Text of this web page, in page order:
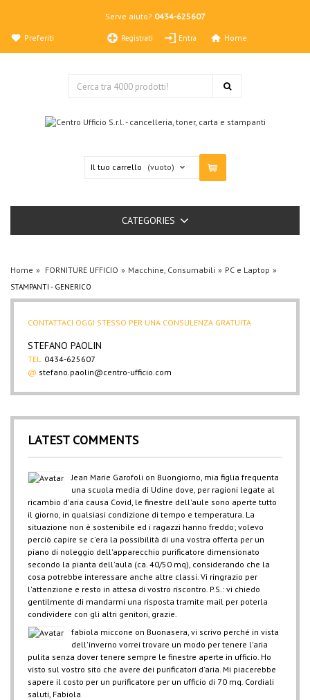
Serve aiuto? 0434-625607
Registrati Entra
Preferiti Home
Il tuo carrello (vuoto)
CATEGORIES
Home FORNITURE UFFICIO Macchine, Consumabili PC e Laptop
STAMPANTI - GENERICO
CONTATTACI OGGI STESSO PER UNA CONSULENZA GRATUITA
STEFANO PAOLIN
TEL.
0434-625607
@ stefano.paolin@centro-ufficio.com
LATEST COMMENTS
Jean Marie Garofoli on Buongiorno, mia figlia frequenta
una scuola media di Udine dove, per ragioni legate al
ricambio d'aria causa Covid, le finestre dell'aule sono aperte tutto
il giorno, in qualsiasi condizione di tempo e temperatura. La
situazione non è sostenibile ed i ragazzi hanno freddo; volevo
perciò capire se c'era la possibilità di una vostra offerta per un
piano di noleggio dell'apparecchio purificatore dimensionato
secondo la pianta dell'aula (ca. 40/50 mq), considerando che la
cosa potrebbe interessare anche altre classi. Vi ringrazio per
l'attenzione e resto in attesa di vostro riscontro. P.S.: vi chiedo
gentilmente di mandarmi una risposta tramite mail per poterla
condividere con gli altri genitori, grazie.
fabiola miccone on Buonasera, vi scrivo perché in vista
dell'inverno vorrei trovare un modo per tenere l'aria
pulita senza dover tenere sempre le finestre aperte in ufficio. Ho
visto sul vostro sito che avere dei purificatori d'aria. Mi piacerebbe
sapere il costo per un purificatore per un ufficio di 70 mq. Cordiali
saluti, Fabiola